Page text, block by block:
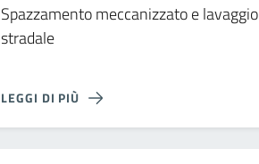
Spazzamento meccanizzato e lavaggio
stradale
LEGGI DI PIÙ